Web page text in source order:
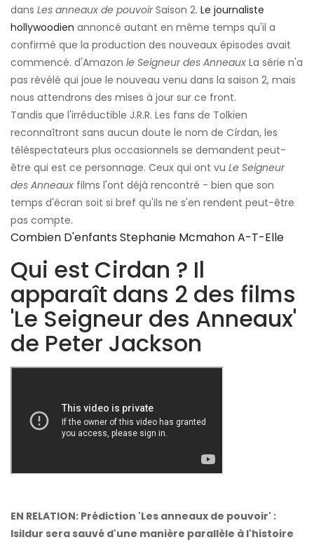
dans Les anneaux de pouvoirSaison 2. Le journaliste
hollywoodien annoncé autant en même temps qu'il a
confirmé que la production des nouveaux épisodes avait
commencé. d'Amazon le Seigneur des Anneaux La série n'a
pas révélé qui joue le nouveau venu dans la saison 2, mais
nous attendrons des mises à jour sur ce front.
Tandis que l'irréductible J.R.R. Les fans de Tolkien
reconnaîtront sans aucun doute le nom de Círdan, les
téléspectateurs plus occasionnels se demandent peut-
être qui est ce personnage. Ceux qui ont vu Le Seigneur
des Anneaux films l'ont déjà rencontré - bien que son
temps d'écran soit si bref qu'ils ne s'en rendent peut-être
pas compte.
Combien D'enfants Stephanie Mcmahon A-T-Elle
Qui est Cirdan ? Il
apparaît dans 2 des films
'Le Seigneur des Anneaux'
de Peter Jackson
EN RELATION: Prédiction 'Les anneaux de pouvoir' :
Isildur sera sauvé d'une manière parallèle à l'histoire